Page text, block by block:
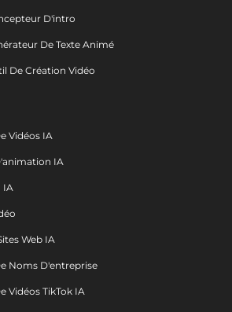
D'intro
De Texte Animé
De Création Vidéo
Vidéos IA
IA
IA
Web IA
Noms D'entreprise
Vidéos TikTok IA